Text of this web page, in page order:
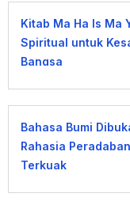
Kitab Ma Ha Is Ma
Spiritual untuk
Bangsa
Bahasa Bumi
Rahasia
Terkuak